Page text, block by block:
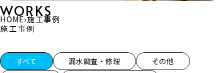
WORKS
施工事例
HOME›施工事例
施工事例一覧
すべて 漏水調査・修理
その他